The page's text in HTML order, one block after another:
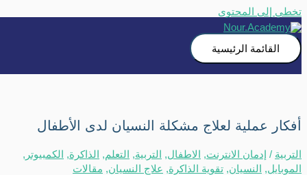
تخطي إلى المحتوى
القائمة الرئيسية
أفكار عملية لعلاج مشكلة النسيان لدى الأطفال
التربية/ إدمان الانترنت,الاطفال ,التربية,التعلم,الذاكرة ,الكمبيوتر,
الموبايل ,النسيان,تقوية الذاكرة ,علاج النسيان,مقالات